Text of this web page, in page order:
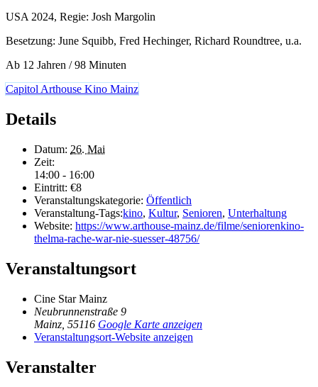
USA 2024, Regie: Josh Margolin
Besetzung: June Squibb, Fred Hechinger, Richard Roundtree, u.a.
Ab 12 Jahren / 98 Minuten
Capitol Arthouse Kino Mainz
Details
Datum: 26. Mai
Zeit:
14:00 - 16:00
Eintritt: €8
Veranstaltungskategorie: Öffentlich
Veranstaltung-Tags:kino, Kultur, Senioren, Unterhaltung
Website: https://www.arthouse-mainz.de/filme/seniorenkino-
thelma-rache-war-nie-suesser-48756/
Veranstaltungsort
Cine Star Mainz
Neubrunnenstraße 9
Mainz 55116 Google Karte anzeigen
Veranstaltungsort-Website anzeigen
Veranstalter